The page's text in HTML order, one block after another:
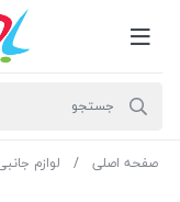
صفحه اصلی لوازم